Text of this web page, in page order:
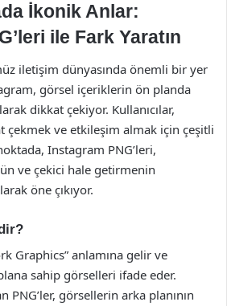
İkonik Anlar:
ile Fark Yaratın
iletişim dünyasında önemli bir yer
görsel içeriklerin ön planda
dikkat çekiyor. Kullanıcılar,
çekmek ve etkileşim almak için çeşitli
Instagram PNG’leri,
ve çekici hale getirmenin
öne çıkıyor.
Graphics” anlamına gelir ve
sahip görselleri ifade eder.
PNG’ler, görsellerin arka planının